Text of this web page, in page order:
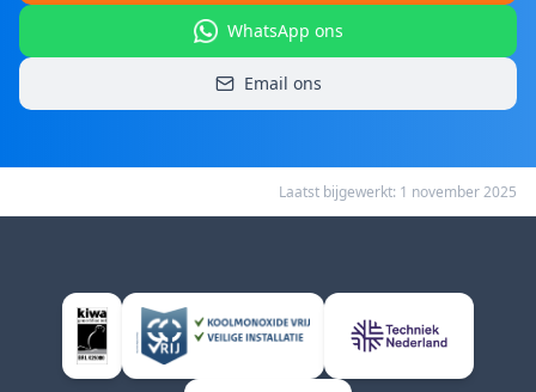
WhatsApp ons
Email ons
Laatst bijgewerkt: 1 november 2025